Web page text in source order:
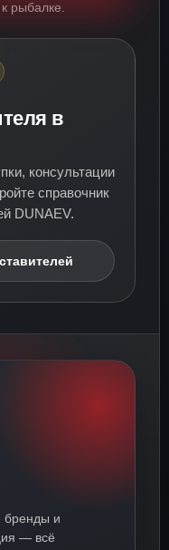
рыбалке.
в
консультации
справочник
DUNAEV.
бренды и
— всё